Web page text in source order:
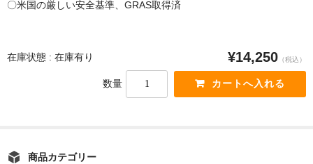
〇米国の厳しい安全基準、GRAS取得済
在庫状態 : 在庫有り ¥14,250 （税込）
数量
商品カテゴリー